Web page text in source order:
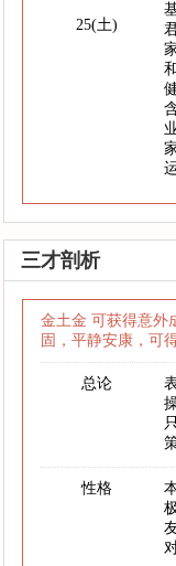
25(土)
三才剖析
金土金 可获得意外
固，平静安康，可
总论
性格